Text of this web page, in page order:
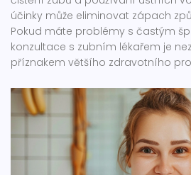
účinky může eliminovat zápach
Pokud máte problémy s častým
konzultace s zubním lékařem je
příznakem většího zdravotního